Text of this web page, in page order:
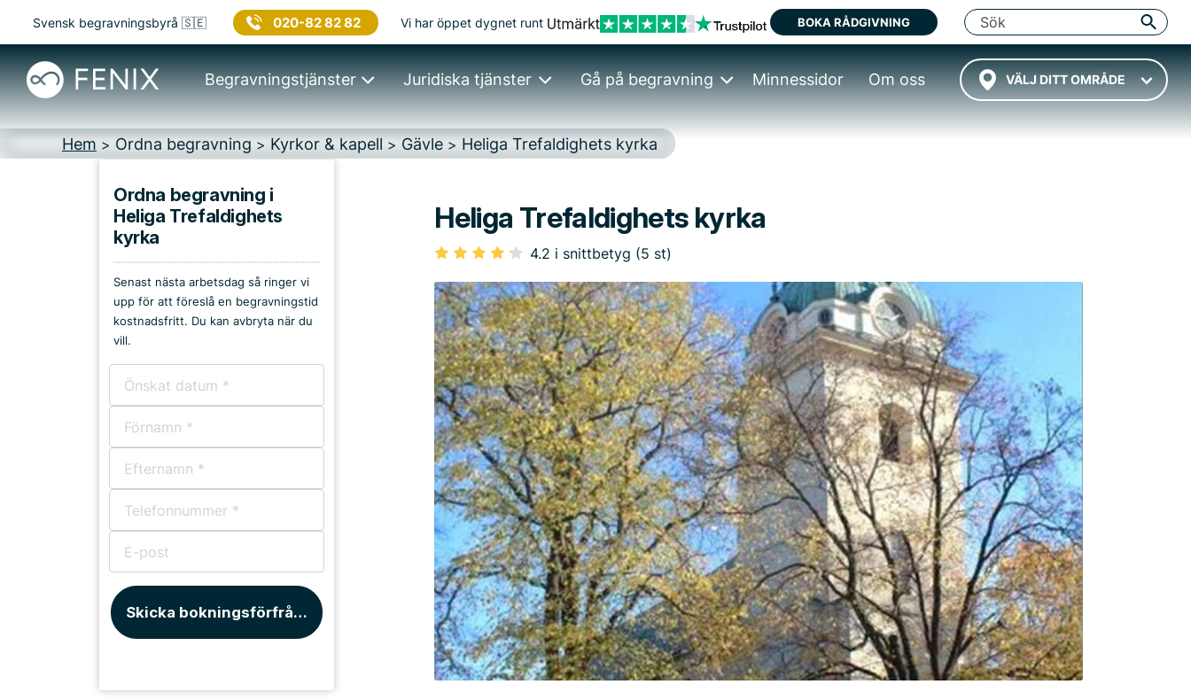
Svensk begravningsbyrå 🇸🇪 020-82 82 82 Vi har öppet dygnet runt BOKA RÅDGIVNING
VÄLJ DITT OMRÅDE
Begravningstjänster Juridiska tjänster Gå på begravning Minnessidor Om oss
Hem > Ordna begravning > Kyrkor & kapell > Gävle > Heliga Trefaldighets kyrka
Platser i Gävle
Begravningsplatser
Församlingshem
Bårhus
Ordna begravning i
Heliga Trefaldighets
kyrka
Senast nästa arbetsdag så ringer vi
upp för att föreslå en begravningstid
kostnadsfritt. Du kan avbryta när du
vill.
Skicka bokningsförfrågan
Heliga Trefaldighets kyrka
4.2 i snittbetyg (5 st)